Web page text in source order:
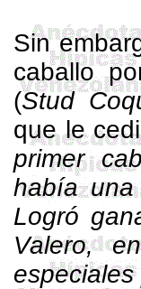
Sin
caballo
(Stud
que le
primer
había
Logró
Valero,